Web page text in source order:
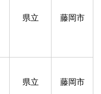
県立 藤岡市
県立 藤岡市